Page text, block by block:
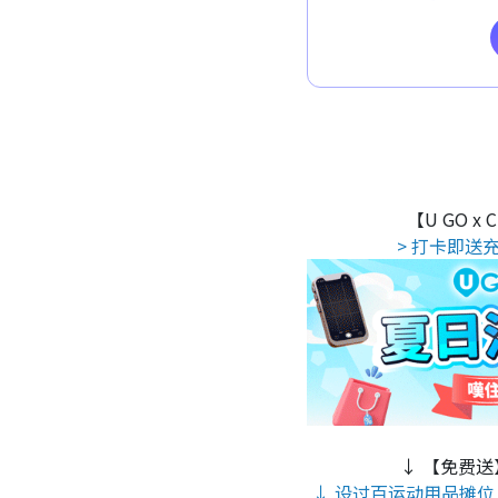
【U GO x
> 打卡即送
↓ 【免费
↓ 设过百运动用品摊